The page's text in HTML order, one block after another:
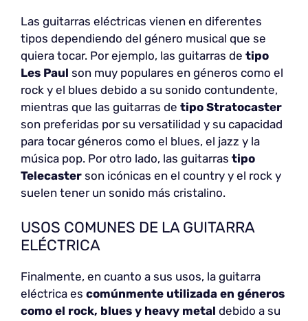
Las guitarras eléctricas vienen en diferentes
tipos dependiendo del género musical que se
quiera tocar. Por ejemplo, las guitarras de tipo
Les Paul son muy populares en géneros como el
rock y el blues debido a su sonido contundente,
mientras que las guitarras de tipo Stratocaster
son preferidas por su versatilidad y su capacidad
para tocar géneros como el blues, el jazz y la
música pop. Por otro lado, las guitarras tipo
Telecaster son icónicas en el country y el rock y
suelen tener un sonido más cristalino.
USOS COMUNES DE LA GUITARRA
ELÉCTRICA
Finalmente, en cuanto a sus usos, la guitarra
eléctrica es comúnmente utilizada en géneros
como el rock, blues y heavy metal debido a su